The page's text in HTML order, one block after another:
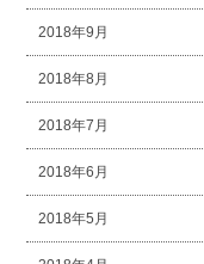
2018年9月
2018年8月
2018年7月
2018年6月
2018年5月